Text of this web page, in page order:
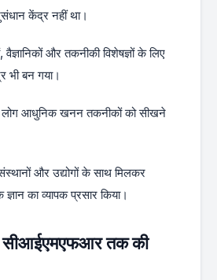
केंद्र नहीं था।
और तकनीकी विशेषज्ञों के लिए
भी बन गया।
लोग आधुनिक खनन तकनीकों को सीखने
संस्थानों और उद्योगों के साथ मिलकर
का व्यापक प्रसार किया।
तक की